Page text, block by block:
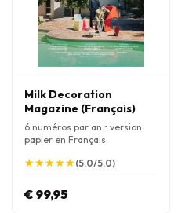
Milk Decoration
Magazine (Français)
6 numéros par an • version
papier en Français
★
★★
★★
★★
★★
★(5.0/5.0)
€ 99,95